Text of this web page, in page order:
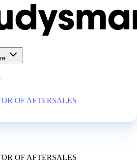
OF AFTERSALES
OF AFTERSALES